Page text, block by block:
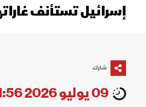
إسرائيل تستأنف
شارك
09 يوليو 2026 01:56